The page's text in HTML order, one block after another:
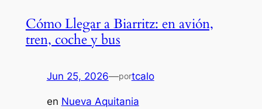
Cómo Llegar a Biarritz: en avión,
tren, coche y bus
Jun 25, 2026—portcalo
en Nueva Aquitania